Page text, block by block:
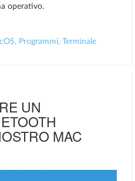
operativo.
, Programmi, Terminale
UN
MAC